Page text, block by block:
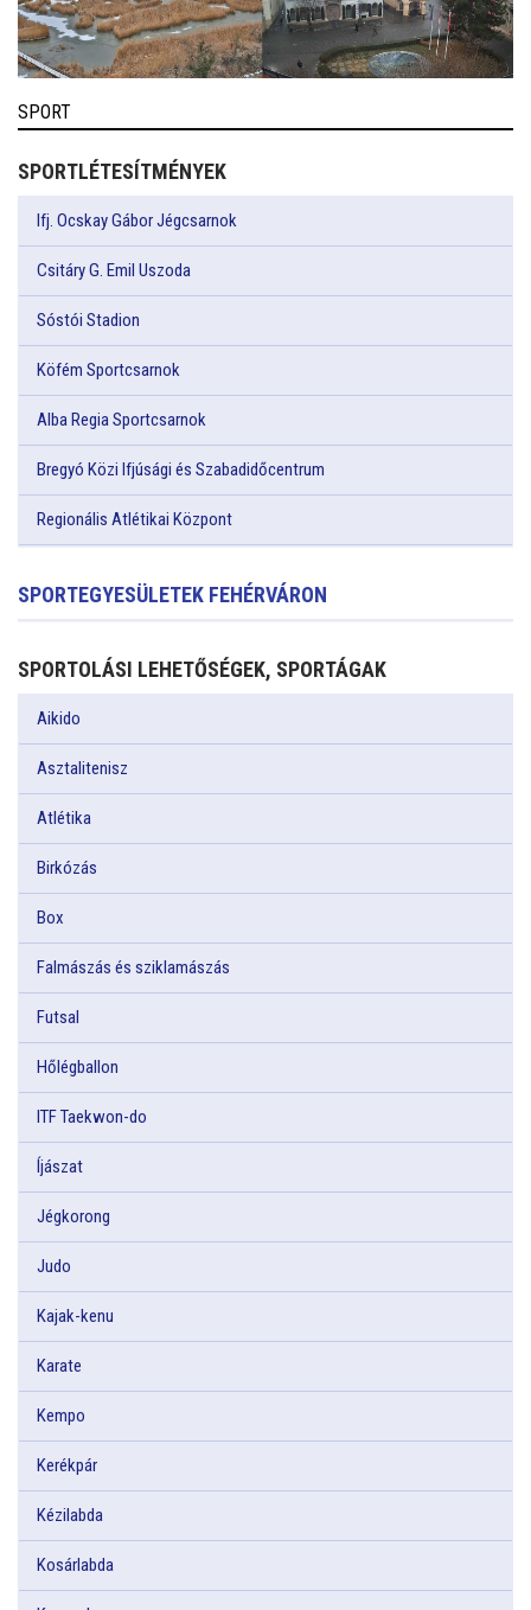
SPORT
SPORTLÉTESÍTMÉNYEK
Ifj. Ocskay Gábor Jégcsarnok
Csitáry G. Emil Uszoda
Sóstói Stadion
Köfém Sportcsarnok
Alba Regia Sportcsarnok
Bregyó Közi Ifjúsági és Szabadidőcentrum
Regionális Atlétikai Központ
SPORTEGYESÜLETEK FEHÉRVÁRON
SPORTOLÁSI LEHETŐSÉGEK, SPORTÁGAK
Aikido
Asztalitenisz
Atlétika
Birkózás
Box
Falmászás és sziklamászás
Futsal
Hőlégballon
ITF Taekwon-do
Íjászat
Jégkorong
Judo
Kajak-kenu
Karate
Kempo
Kerékpár
Kézilabda
Kosárlabda